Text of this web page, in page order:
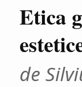
Etica
de